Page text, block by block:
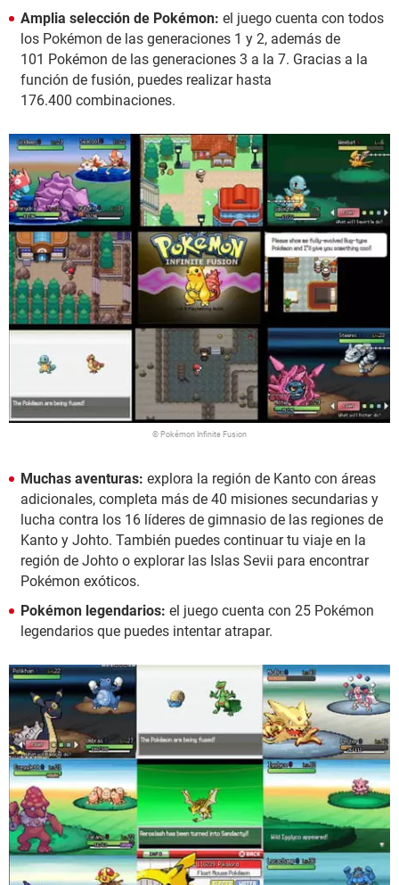
Amplia selección de Pokémon: el juego cuenta con todos
los Pokémon de las generaciones 1 y 2, además de
101 Pokémon de las generaciones 3 a la 7. Gracias a la
función de fusión, puedes realizar hasta
176.400 combinaciones.
© Pokémon Infinite Fusion
Muchas aventuras: explora la región de Kanto con áreas
adicionales, completa más de 40 misiones secundarias y
lucha contra los 16 líderes de gimnasio de las regiones de
Kanto y Johto. También puedes continuar tu viaje en la
región de Johto o explorar las Islas Sevii para encontrar
Pokémon exóticos.
Pokémon legendarios: el juego cuenta con 25 Pokémon
legendarios que puedes intentar atrapar.